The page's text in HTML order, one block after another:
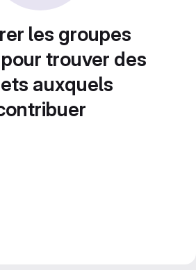
les groupes
trouver des
auxquels